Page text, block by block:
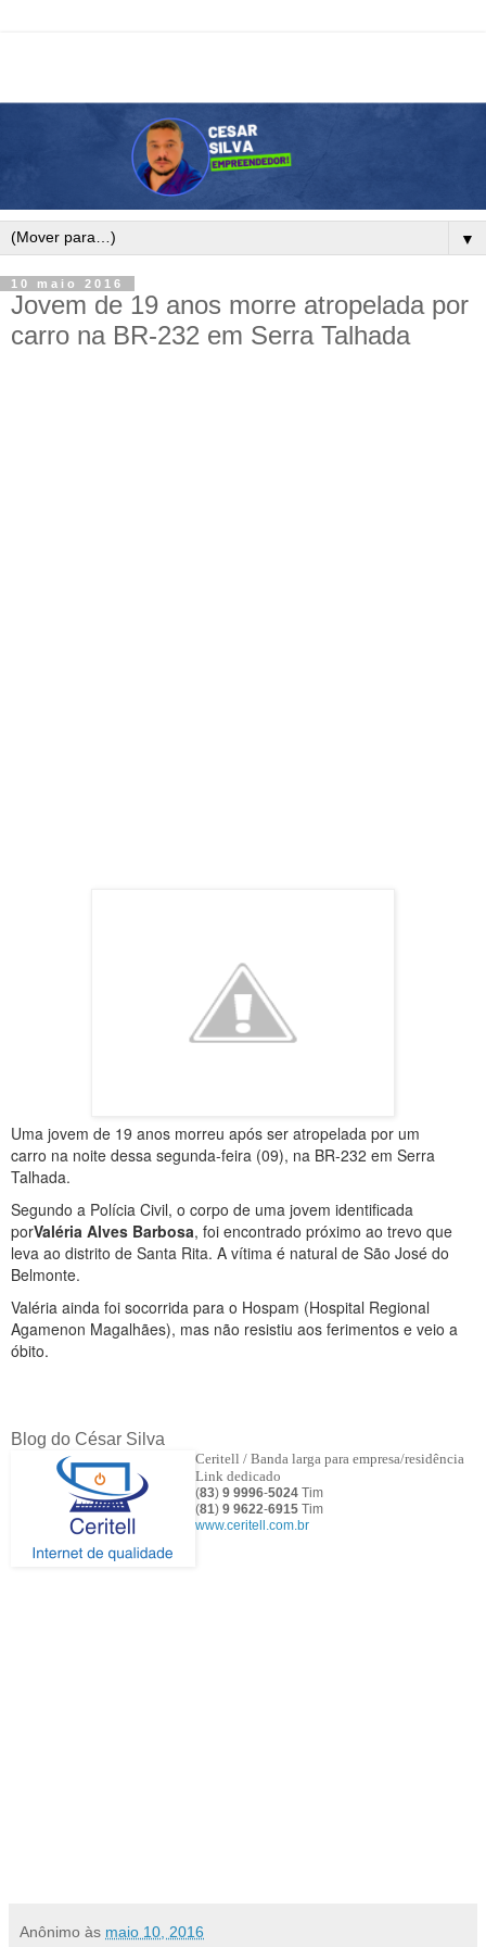
▼
10 maio 2016
Jovem de 19 anos morre atropelada por
carro na BR-232 em Serra Talhada
Uma jovem de 19 anos morreu após ser atropelada por um
carro na noite dessa segunda-feira (09), na BR-232 em Serra
Talhada.
Segundo a Polícia Civil, o corpo de uma jovem identificada
porValéria Alves Barbosa, foi encontrado próximo ao trevo que
leva ao distrito de Santa Rita. A vítima é natural de São José do
Belmonte.
Valéria ainda foi socorrida para o Hospam (Hospital Regional
Agamenon Magalhães), mas não resistiu aos ferimentos e veio a
óbito.
Blog do César Silva
Ceritell / Banda larga para empresa/residência
Link dedicado
(83) 9 9996-5024 Tim
(81) 9 9622-6915 Tim
www.ceritell.com.br
Anônimo às maio 10, 2016